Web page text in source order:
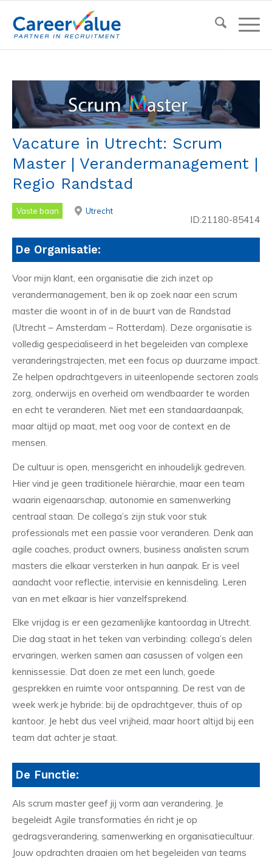
Vacature in Utrecht: Scrum
Master | Verandermanagement |
Regio Randstad
Vaste baan Utrecht
ID:21180-85414
De Organisatie:
Voor mijn klant, een organisatie die zich inzet op
verandermanagement, ben ik op zoek naar een scrum
master die woont in of in de buurt van de Randstad
(Utrecht – Amsterdam – Rotterdam). Deze organisatie is
volledig gespecialiseerd in het begeleiden van complexe
veranderingstrajecten, met een focus op duurzame impact.
Ze helpen opdrachtgevers in uiteenlopende sectoren zoals
zorg, onderwijs en overheid om wendbaarder te worden
en echt te veranderen. Niet met een standaardaanpak,
maar altijd op maat, met oog voor de context en de
mensen.
De cultuur is open, mensgericht en inhoudelijk gedreven.
Hier vind je geen traditionele hiërarchie, maar een team
waarin eigenaarschap, autonomie en samenwerking
centraal staan. De collega’s zijn stuk voor stuk
professionals met een passie voor veranderen. Denk aan
agile coaches, product owners, business analisten scrum
masters die elkaar versterken in hun aanpak. Er is veel
aandacht voor reflectie, intervisie en kennisdeling. Leren
van en met elkaar is hier vanzelfsprekend.
Elke vrijdag is er een gezamenlijke kantoordag in Utrecht.
Die dag staat in het teken van verbinding: collega’s delen
ervaringen, werken samen aan casussen of volgen een
kennissessie. Dat doen ze met een lunch, goede
gesprekken en ruimte voor ontspanning. De rest van de
week werk je hybride: bij de opdrachtgever, thuis of op
kantoor. Je hebt dus veel vrijheid, maar hoort altijd bij een
team dat achter je staat.
De Functie:
Als scrum master geef jij vorm aan verandering. Je
begeleidt Agile transformaties én richt je op
gedragsverandering, samenwerking en organisatiecultuur.
Jouw opdrachten draaien om het begeleiden van teams